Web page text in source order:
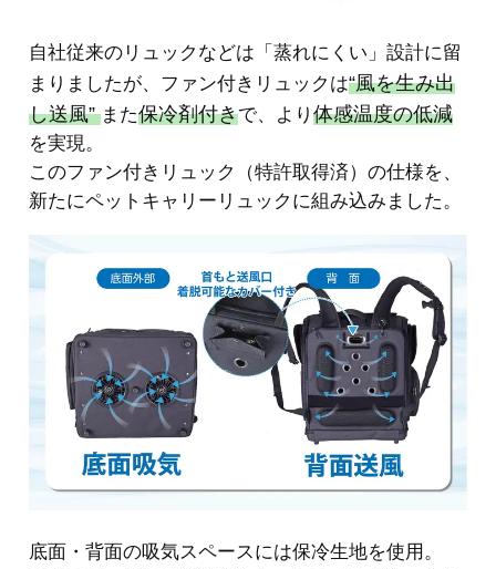
自社従来のリュックなどは「蒸れにくい」設計に留
まりましたが、ファン付きリュックは“風を生み出
し送風”また保冷剤付きで、より 体感温度の低減
を実現。
このファン付きリュック（特許取得済）の仕様を、
新たにペットキャリーリュックに組み込みました。
底面・背面の吸気スペースには保冷生地を使用。